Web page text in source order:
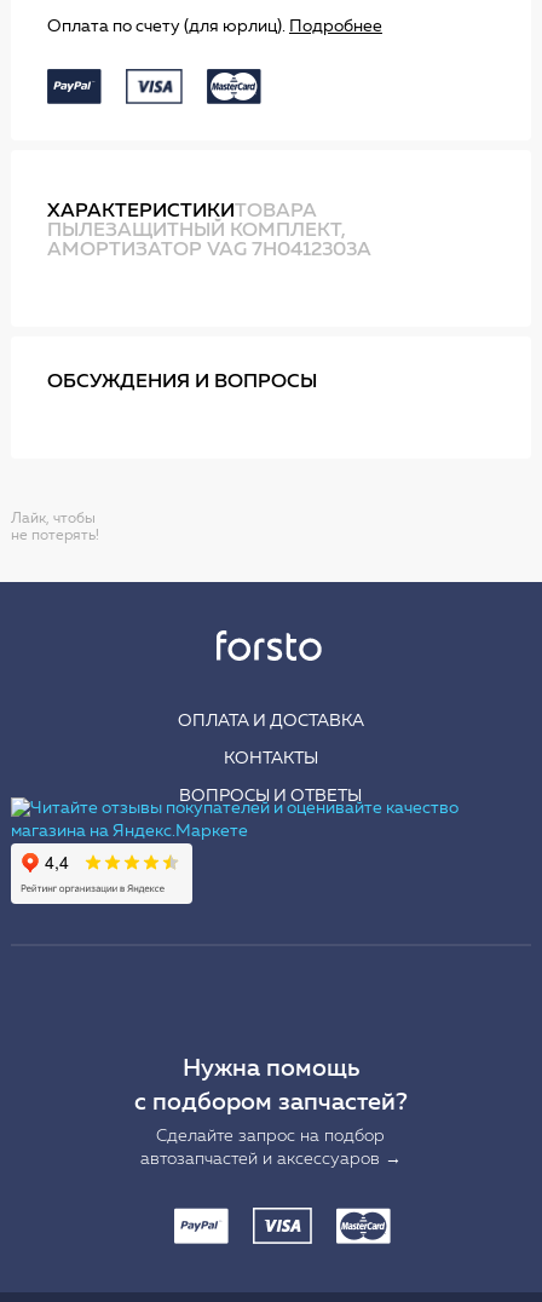
Оплата по счету (для юрлиц). Подробнее
ХАРАКТЕРИСТИКИТОВАРА
ПЫЛЕЗАЩИТНЫЙ КОМПЛЕКТ,
АМОРТИЗАТОР VAG 7H0412303A
ОБСУЖДЕНИЯ И ВОПРОСЫ
Лайк, чтобы
не потерять!
ОПЛАТА И ДОСТАВКА
КОНТАКТЫ
ВОПРОСЫ И ОТВЕТЫ
Нужна помощь
с подбором запчастей?
Сделайте запрос на подбор
автозапчастей и аксессуаров →